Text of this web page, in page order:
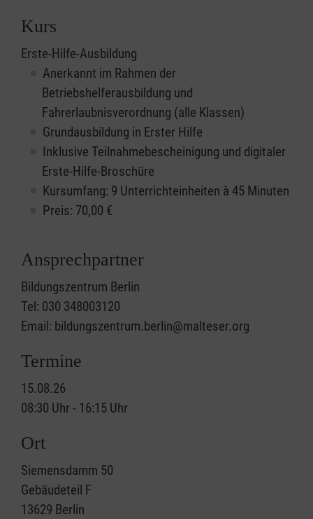
Kurs
Erste-Hilfe-Ausbildung
Anerkannt im Rahmen der
Betriebshelferausbildung und
Fahrerlaubnisverordnung (alle Klassen)
Grundausbildung in Erster Hilfe
Inklusive Teilnahmebescheinigung und digitaler
Erste-Hilfe-Broschüre
Kursumfang: 9 Unterrichteinheiten à 45 Minuten
Preis: 70,00 €
Ansprechpartner
Bildungszentrum Berlin
Tel: 030 348003120
Email: bildungszentrum.berlin@malteser.org
Termine
15.08.26
08:30 Uhr - 16:15 Uhr
Ort
Siemensdamm 50
Gebäudeteil F
13629 Berlin